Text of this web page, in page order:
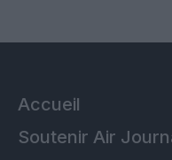
Accueil
Soutenir Air